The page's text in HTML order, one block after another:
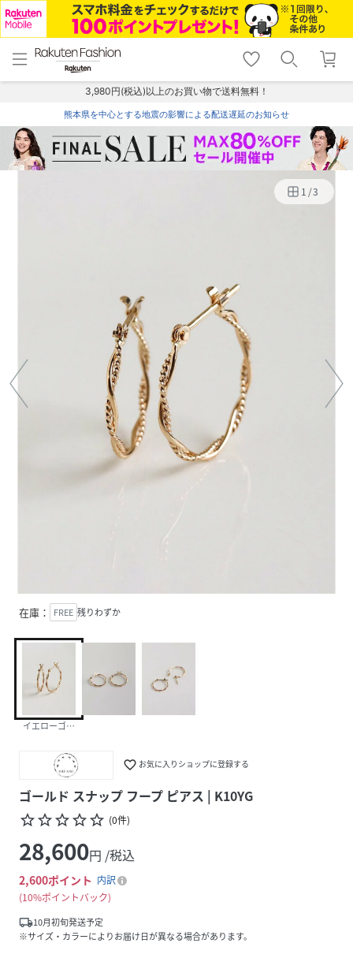
menu home
トップ
shopping_cart lock_outline
ログイン
3,980円(税込)以上のお買い物で送料無料！
熊本県を中心とする地震の影響による配送遅延のお知らせ
1 /3
在庫： FREE 残りわずか
イエローゴールド
favorite_border お気に入りショップに登録する
ゴールド スナップ フープ ピアス | K10YG
star_borderstar_borderstar_borderstar_borderstar_border (0件)
28,600円 /税込
2,600ポイント 内訳
10%ポイントバック
local_shipping10月初旬発送予定
※サイズ・カラーによりお届け日が異なる場合があります。